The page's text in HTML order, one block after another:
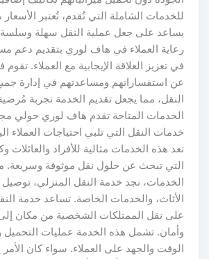
للخدمات الشاملة التي تُقدم، تُعتبر
يساعد على جعل عملية النقل سهلة وسلسة.
رعاية العملاء في هاف لوري بتقديم دعم
في تعزيز العلاقة الإيجابية مع العملاء. تقوم
عن استفساراتهم ومساعدتهم في إدارة
النقل، مما يجعل تقديم الخدمة تجربة
الخدمات المتاحة تقدم هاف لوري حولي
خدمات النقل التي تلبي احتياجات العملاء
تعد هذه الخدمات مثالية للأفراد
التي تبحث عن حلول نقل موثوقة وسريعة.
الخدمات، نجد خدمة النقل المنزلي،
الأثاث، والخدمات الخاصة. تساعد خدمة
على نقل الممتلكات الشخصية من مكان إلى
وأمان. تشمل هذه الخدمة عمليات التحميل
الوقت والجهد على العملاء. سواء كان الأمر